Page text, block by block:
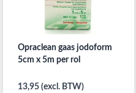
Opraclean gaas jodoform
5cm x 5m per rol
13,95 (excl. BTW)